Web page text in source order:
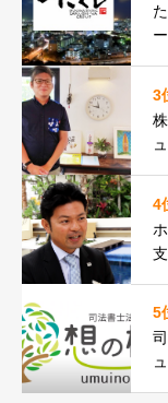
ー
3
4
5